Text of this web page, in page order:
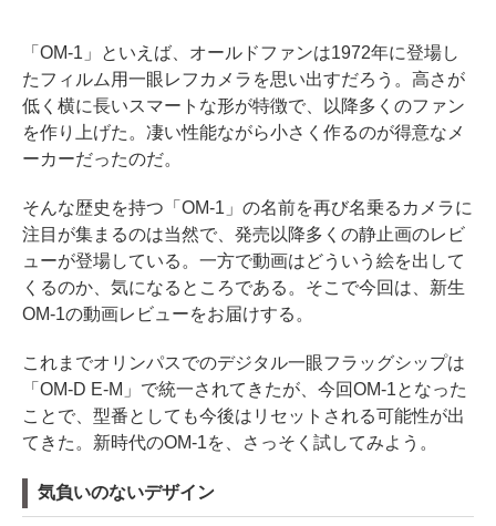
「OM-1」といえば、オールドファンは1972年に登場し
たフィルム用一眼レフカメラを思い出すだろう。高さが
低く横に長いスマートな形が特徴で、以降多くのファン
を作り上げた。凄い性能ながら小さく作るのが得意なメ
ーカーだったのだ。
そんな歴史を持つ「OM-1」の名前を再び名乗るカメラに
注目が集まるのは当然で、発売以降多くの静止画のレビ
ューが登場している。一方で動画はどういう絵を出して
くるのか、気になるところである。そこで今回は、新生
OM-1の動画レビューをお届けする。
これまでオリンパスでのデジタル一眼フラッグシップは
「OM-D E-M」で統一されてきたが、今回OM-1となった
ことで、型番としても今後はリセットされる可能性が出
てきた。新時代のOM-1を、さっそく試してみよう。
気負いのないデザイン